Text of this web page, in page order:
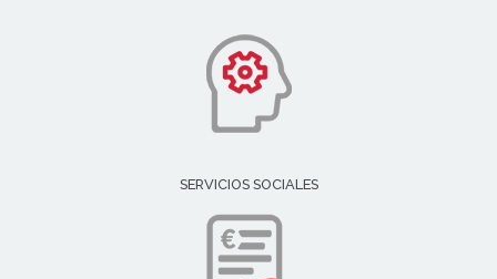
SERVICIOS SOCIALES